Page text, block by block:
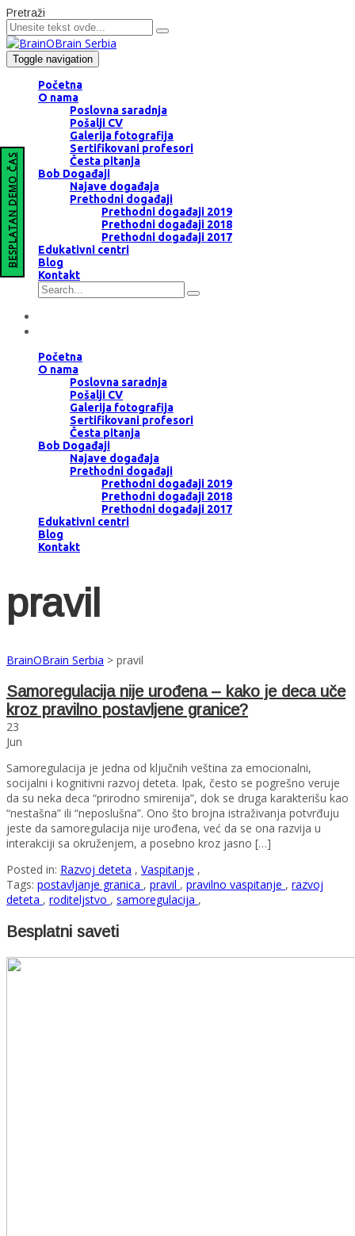
BESPLATAN DEMO ČAS
Pretraži
Toggle navigation
Početna
O nama
Poslovna saradnja
Pošalji CV
Galerija fotografija
Sertifikovani profesori
Česta pitanja
Bob Događaji
Najave događaja
Prethodni događaji
Prethodni događaji 2019
Prethodni događaji 2018
Prethodni događaji 2017
Edukativni centri
Blog
Kontakt
Početna
O nama
Poslovna saradnja
Pošalji CV
Galerija fotografija
Sertifikovani profesori
Česta pitanja
Bob Događaji
Najave događaja
Prethodni događaji
Prethodni događaji 2019
Prethodni događaji 2018
Prethodni događaji 2017
Edukativni centri
Blog
Kontakt
pravil
BrainOBrain Serbia > pravil
Samoregulacija nije urođena – kako je deca uče
kroz pravilno postavljene granice?
23
Jun
Samoregulacija je jedna od ključnih veština za emocionalni,
socijalni i kognitivni razvoj deteta. Ipak, često se pogrešno veruje
da su neka deca “prirodno smirenija”, dok se druga karakterišu kao
“nestašna” ili “neposlušna”. Ono što brojna istraživanja potvrđuju
jeste da samoregulacija nije urođena, već da se ona razvija u
interakciji sa okruženjem, a posebno kroz jasno […]
Posted in: Razvoj deteta , Vaspitanje ,
Tags: postavljanje granica , pravil , pravilno vaspitanje , razvoj
deteta , roditeljstvo , samoregulacija ,
Besplatni saveti